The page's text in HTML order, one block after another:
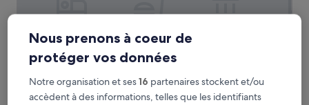
Nous prenons à coeur de
protéger vos données
Notre organisation et ses16 partenaires stockent et/ou
accèdent à des informations, telles que les identifiants